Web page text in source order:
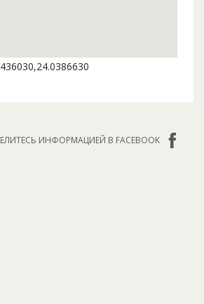
ИНФОРМАЦИЕЙ В FACEBOOK